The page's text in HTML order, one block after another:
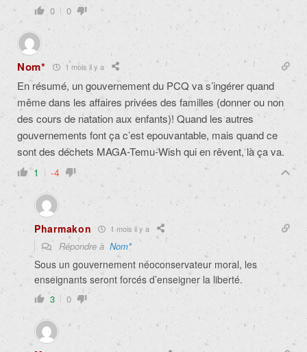
0 0
Nom* 1 mois il y a
En résumé, un gouvernement du PCQ va s’ingérer quand
même dans les affaires privées des familles (donner ou non
des cours de natation aux enfants)! Quand les autres
gouvernements font ça c’est epouvantable, mais quand ce
sont des déchets MAGA-Temu-Wish qui en rêvent, là ça va.
1 -4
Pharmakon 1 mois il y a
Répondre à Nom*
Sous un gouvernement néoconservateur moral, les
enseignants seront forcés d’enseigner la liberté.
3 0